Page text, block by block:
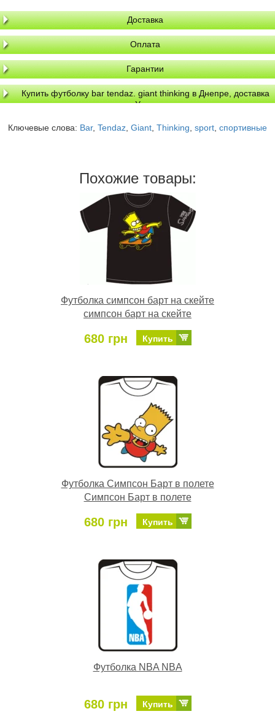
Доставка
Оплата
Гарантии
Купить футболку bar tendaz. giant thinking в Днепре, доставка
по Украине
Ключевые слова: Bar, Tendaz, Giant, Thinking, sport, спортивные
Похожие товары:
Футболка симпсон барт на скейте
симпсон барт на скейте
680 грн Купить
Футболка Симпсон Барт в полете
Симпсон Барт в полете
680 грн Купить
Футболка NBA NBA
680 грн Купить